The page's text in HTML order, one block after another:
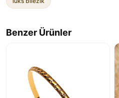
Benzer Ürünler